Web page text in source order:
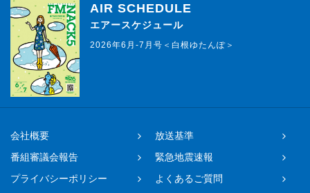
AIR SCHEDULE
エアースケジュール
2026年6月-7月号＜白根ゆたんぽ＞
会社概要
放送基準
番組審議会報告
緊急地震速報
プライバシーポリシー
よくあるご質問